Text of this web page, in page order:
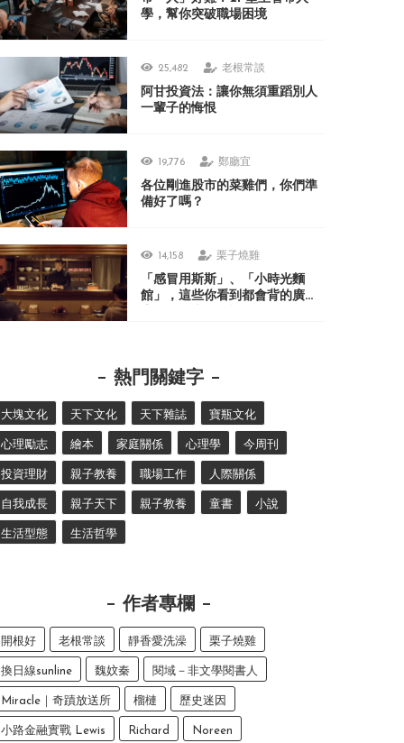
學，幫你突破職場困境
25,482 老根常談
阿甘投資法：讓你無須重蹈別人
一輩子的悔恨
19,776 鄭廳宜
各位剛進股市的菜雞們，你們準
備好了嗎？
14,158 栗子燒雞
「感冒用斯斯」、「小時光麵
館」，這些你看到都會背的廣
熱門關鍵字
大塊文化 天下文化 天下雜誌 寶瓶文化
心理勵志 繪本 家庭關係 心理學 今周刊
投資理財 親子教養 職場工作 人際關係
自我成長 親子天下 親子教養 童書 小說
生活型態 生活哲學
作者專欄
開根好 老根常談 靜香愛洗澡 栗子燒雞
換日線sunline 魏妏秦 閱域－非文學閱書人
Miracle｜奇蹟放送所 榴槤 歷史迷因
小路金融實戰 Lewis Richard Noreen